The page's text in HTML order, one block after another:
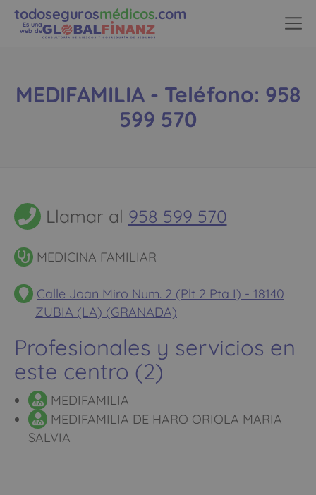
todosegurosmédicos.com
Es una
web de
MEDIFAMILIA - Teléfono: 958
599 570
Llamar al 958 599 570
MEDICINA FAMILIAR
Calle Joan Miro Num. 2 (Plt 2 Pta I) - 18140
ZUBIA (LA) (GRANADA)
Profesionales y servicios en
este centro (2)
MEDIFAMILIA
MEDIFAMILIA DE HARO ORIOLA MARIA
SALVIA